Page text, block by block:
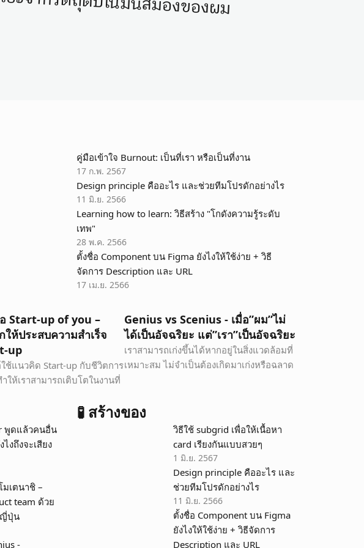
คู่มือเข้าใจ Burnout: เป็นที่เรา หรือเป็นที่งาน
17 ก.พ. 2567
Design principle คืออะไร และช่วยทีมโปรดักอย่างไร
11 มิ.ย. 2566
Learning how to learn: วิธีสร้าง "โกดังความรู้ระดับ
เทพ"
28 พ.ค. 2566
ตั้งชื่อ Component บน Figma ยังไงให้ใช้ง่าย + วิธี
จัดการ Description และ URL
17 เม.ย. 2566
Start-up of you –
ให้ประสบความสำเร็จ
up
ช้แนวคิด Start-up กับชีวิตการ
ให้เราสามารถเติบโตในงานที่
Genius vs Scenius - เมื่อ”ผม”ไม่
ได้เป็นอัจฉริยะ แต่”เรา”เป็นอัจฉริยะ
เราสามารถเก่งขึ้นได้หากอยู่ในสิ่งแวดล้อมที่
เหมาะสม ไม่จำเป็นต้องเกิดมาเก่งหรือฉลาด
พูดแล้วคนอื่น
งถึงจะเสียง
มเตนาชิ –
team ด้วย
ญี่ปุ่น
-
🧪 สร้างของ
วิธีใช้ subgrid เพื่อให้เนื้อหา
card เรียงกันแบบสวยๆ
1 มิ.ย. 2567
Design principle คืออะไร และ
ช่วยทีมโปรดักอย่างไร
11 มิ.ย. 2566
ตั้งชื่อ Component บน Figma
ยังไงให้ใช้ง่าย + วิธีจัดการ
Description และ URL